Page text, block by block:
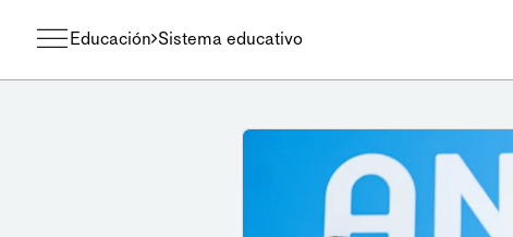
Educación Sistema educativo